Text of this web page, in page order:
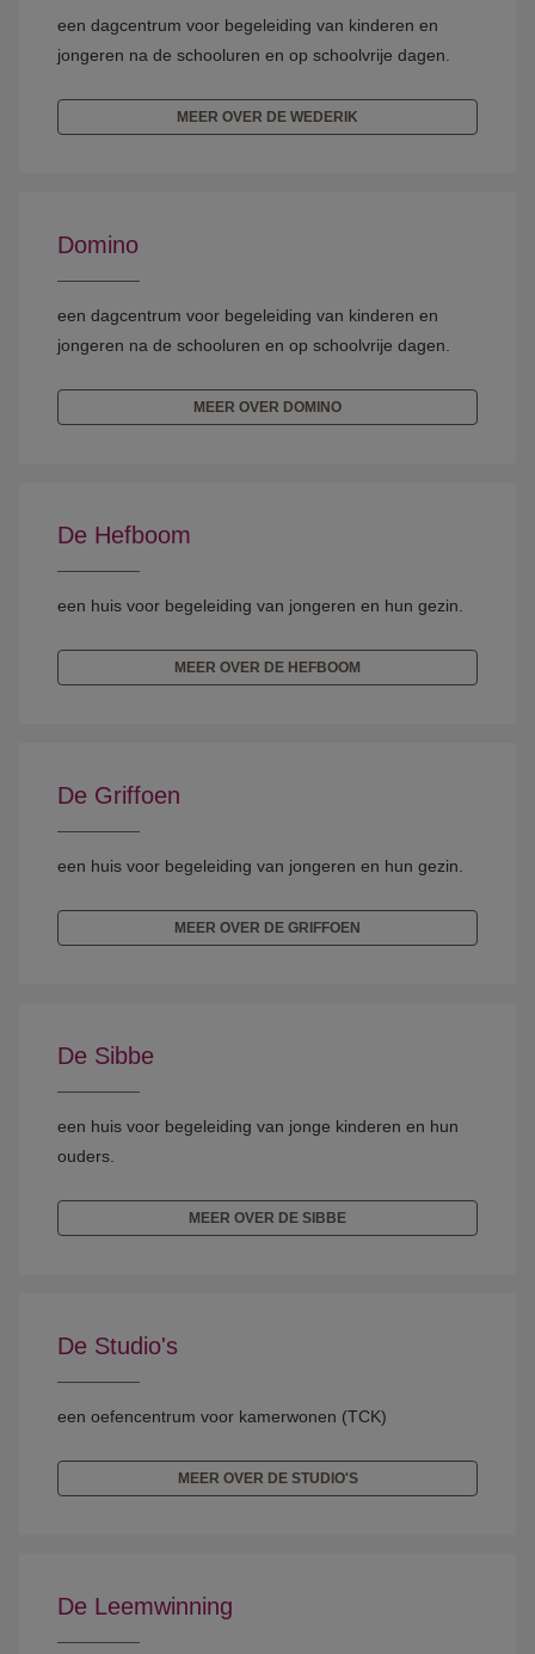
een dagcentrum voor begeleiding van kinderen en
jongeren na de schooluren en op schoolvrije dagen.
MEER OVER DE WEDERIK
Domino
een dagcentrum voor begeleiding van kinderen en
jongeren na de schooluren en op schoolvrije dagen.
MEER OVER DOMINO
De Hefboom
een huis voor begeleiding van jongeren en hun gezin.
MEER OVER DE HEFBOOM
De Griffoen
een huis voor begeleiding van jongeren en hun gezin.
MEER OVER DE GRIFFOEN
De Sibbe
een huis voor begeleiding van jonge kinderen en hun
ouders.
MEER OVER DE SIBBE
De Studio's
een oefencentrum voor kamerwonen (TCK)
MEER OVER DE STUDIO'S
De Leemwinning